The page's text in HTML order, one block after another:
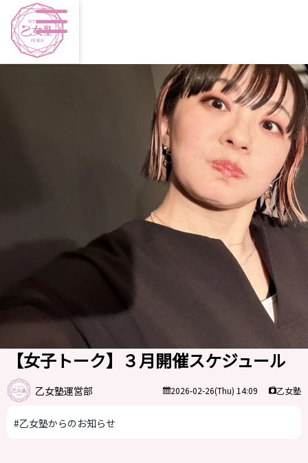
【女子トーク】３月開催スケジュール
乙女塾運営部 2026-02-26(Thu) 14:09 乙女塾
#乙女塾からのお知らせ